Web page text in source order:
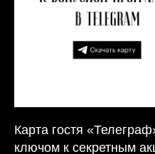
Карта гостя
ключом к секретным